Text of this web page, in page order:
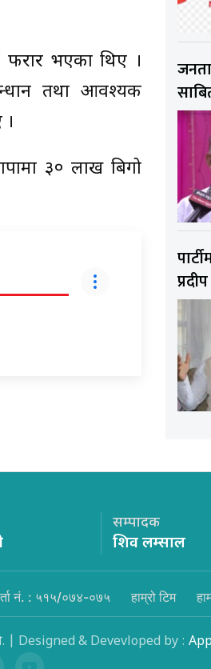
फरार भएका थिए ।
तथा आवश्यक
३० लाख बिगो
सम्पादक
शिव लम्साल
नं. : ५१५/०७४-०७५ हाम्रो टिम
| Designed & Devevloped by :